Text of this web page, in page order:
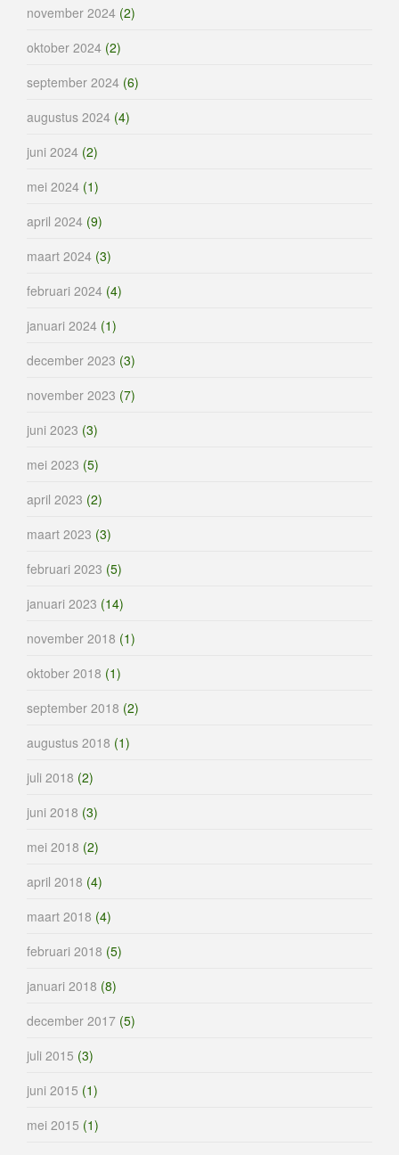
november 2024 (2)
oktober 2024 (2)
september 2024 (6)
augustus 2024 (4)
juni 2024 (2)
mei 2024 (1)
april 2024 (9)
maart 2024 (3)
februari 2024 (4)
januari 2024 (1)
december 2023 (3)
november 2023 (7)
juni 2023 (3)
mei 2023 (5)
april 2023 (2)
maart 2023 (3)
februari 2023 (5)
januari 2023 (14)
november 2018 (1)
oktober 2018 (1)
september 2018 (2)
augustus 2018 (1)
juli 2018 (2)
juni 2018 (3)
mei 2018 (2)
april 2018 (4)
maart 2018 (4)
februari 2018 (5)
januari 2018 (8)
december 2017 (5)
juli 2015 (3)
juni 2015 (1)
mei 2015 (1)